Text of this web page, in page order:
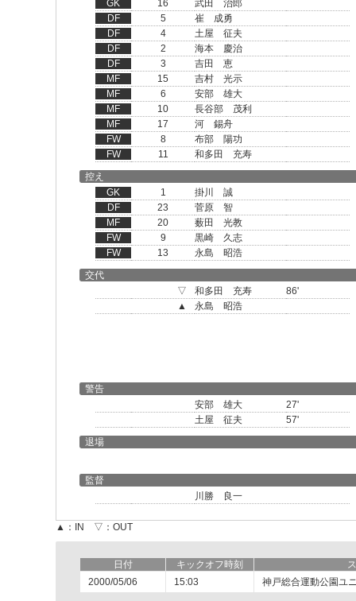
GK 16
武田 治郎
DF
5
崔 成勇
DF
4
土屋 征夫
DF
2
海本 慶治
DF
3
吉田 恵
MF
15
吉村 光示
MF
6
安部 雄大
MF
10
長谷部 茂利
MF
17
河 錫舟
FW
8
布部 陽功
FW
11
和多田 充寿
控え
GK
1
掛川 誠
DF
23
菅原 智
MF
20
薮田 光教
FW
9
黒崎 久志
FW
13
永島 昭浩
交代
▽
和多田 充寿
86'
▲
永島 昭浩
警告
安部 雄大
27'
土屋 征夫
57'
退場
監督
川勝 良一
▲：IN ▽：OUT
日付 キックオフ時刻
2000/05/06
15:03 神戸総合運動公園ユ